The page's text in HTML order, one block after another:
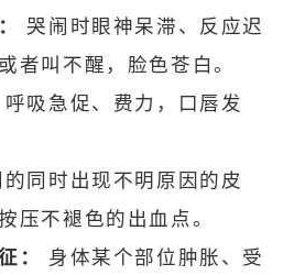
哭闹时眼神呆滞、反应迟
者叫不醒，脸色苍白。
呼吸急促、费力，口唇发
的同时出现不明原因的皮
压不褪色的出血点。
：
身体某个部位肿胀、受